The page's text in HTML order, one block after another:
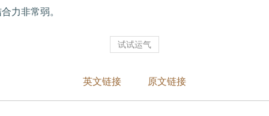
力非常弱。
试试运气
英文链接 原文链接